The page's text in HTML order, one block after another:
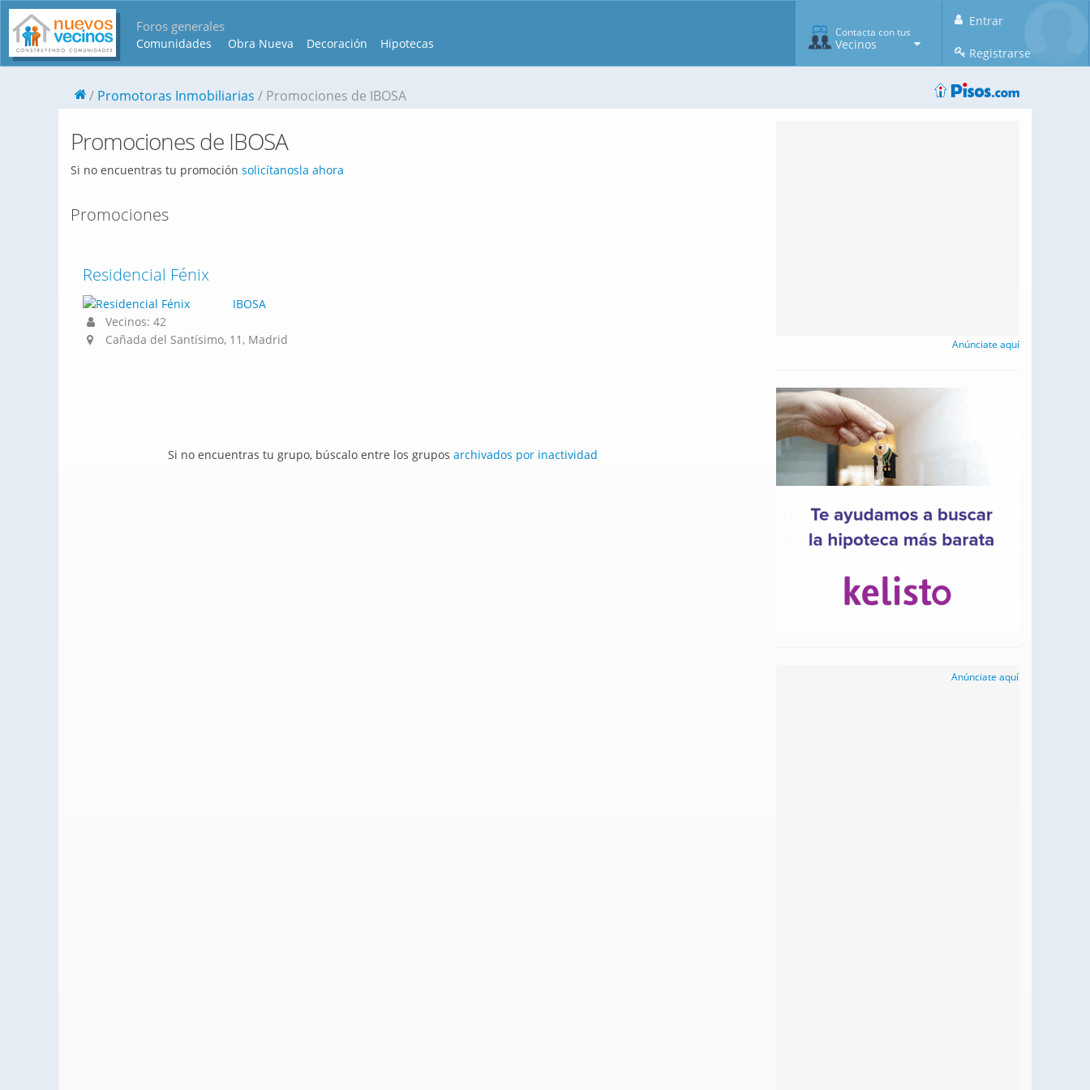
Foros generales
Comunidades Obra Nueva Decoración Hipotecas
Entrar
Registrarse
Contacta con tus
Vecinos
Promotoras Inmobiliarias Promociones de IBOSA
Promociones de IBOSA
Si no encuentras tu promoción solicítanosla ahora
Promociones
Residencial Fénix
IBOSA
Vecinos: 42
Cañada del Santísimo, 11, Madrid
Si no encuentras tu grupo, búscalo entre los grupos archivados por inactividad
Anúnciate aquí
Anúnciate aquí